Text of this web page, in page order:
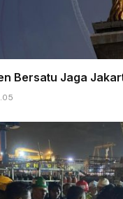
Bersatu Jaga